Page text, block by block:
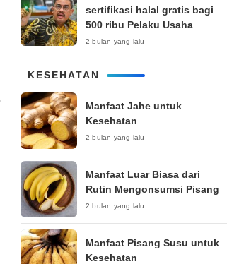
sertifikasi halal gratis bagi
500 ribu Pelaku Usaha
2 bulan yang lalu
KESEHATAN
Manfaat Jahe untuk
Kesehatan
2 bulan yang lalu
Manfaat Luar Biasa dari
Rutin Mengonsumsi Pisang
2 bulan yang lalu
Manfaat Pisang Susu untuk
Kesehatan